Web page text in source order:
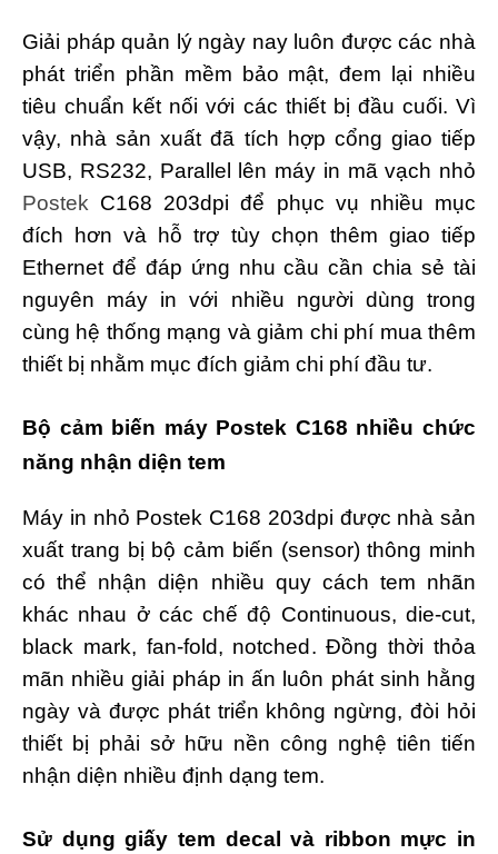
Giải pháp quản lý ngày nay luôn được các nhà
phát triển phần mềm bảo mật, đem lại nhiều
tiêu chuẩn kết nối với các thiết bị đầu cuối. Vì
vậy, nhà sản xuất đã tích hợp cổng giao tiếp
USB, RS232, Parallel lên máy in mã vạch nhỏ
Postek C168 203dpi để phục vụ nhiều mục
đích hơn và hỗ trợ tùy chọn thêm giao tiếp
Ethernet để đáp ứng nhu cầu cần chia sẻ tài
nguyên máy in với nhiều người dùng trong
cùng hệ thống mạng và giảm chi phí mua thêm
thiết bị nhằm mục đích giảm chi phí đầu tư.
Bộ cảm biến máy Postek C168 nhiều chức
năng nhận diện tem
Máy in nhỏ Postek C168 203dpi được nhà sản
xuất trang bị bộ cảm biến (sensor) thông minh
có thể nhận diện nhiều quy cách tem nhãn
khác nhau ở các chế độ Continuous, die-cut,
black mark, fan-fold, notched. Đồng thời thỏa
mãn nhiều giải pháp in ấn luôn phát sinh hằng
ngày và được phát triển không ngừng, đòi hỏi
thiết bị phải sở hữu nền công nghệ tiên tiến
nhận diện nhiều định dạng tem.
Sử dụng giấy tem decal và ribbon mực in